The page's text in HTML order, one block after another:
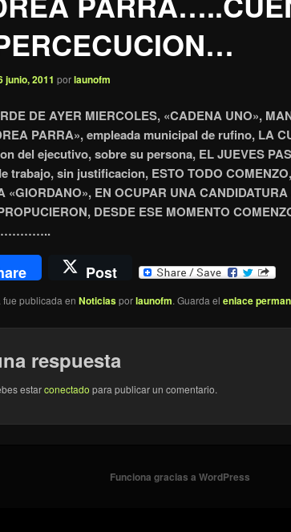
junio, 2011 porlaunofm
DE AYER MIERCOLES, «CADENA UNO»,
PARRA», empleada municipal de rufino, LA
del ejecutivo, sobre su persona, EL JUEVES
trabajo, sin justificacion, ESTO TODO
«GIORDANO», EN OCUPAR UNA
DESDE ESE MOMENTO
Post
fue publicada en Noticiasporlaunofm. Guarda el enlace
respuesta
estarconectado para publicar un comentario.
Funciona gracias a WordPress